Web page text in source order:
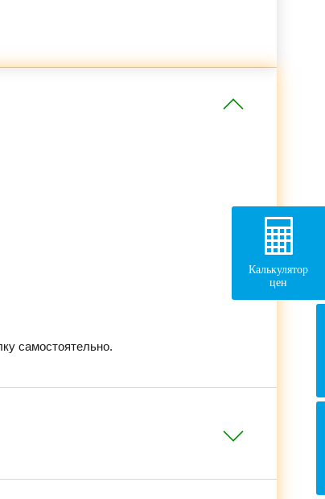
самостоятельно.
Калькулятор
цен